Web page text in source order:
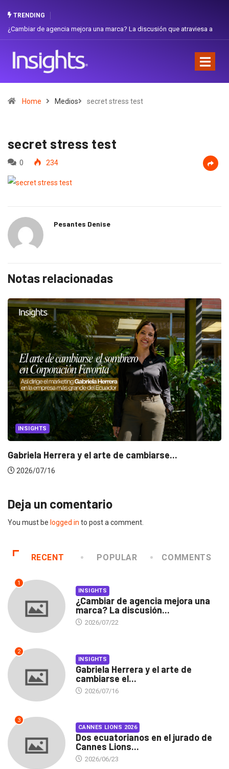
TRENDING
¿Cambiar de agencia mejora una marca? La discusión que atraviesa a
Home Medios secret stress test
secret stress test
0 234
Pesantes Denise
Notas relacionadas
INSIGHTS
Gabriela Herrera y el arte de cambiarse...
2026/07/16
Deja un comentario
You must be logged in to post a comment.
RECENT POPULAR COMMENTS
1
INSIGHTS
¿Cambiar de agencia mejora una
marca? La discusión...
2026/07/22
2
INSIGHTS
Gabriela Herrera y el arte de
cambiarse el...
2026/07/16
3
CANNES LIONS 2026
Dos ecuatorianos en el jurado de
Cannes Lions...
2026/06/23